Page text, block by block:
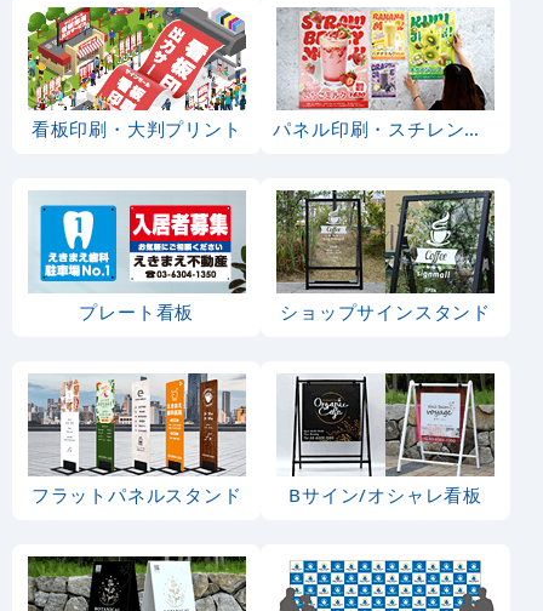
看板印刷・大判プリント パネル印刷・スチレンボード
プレート看板 ショップサインスタンド
フラットパネルスタンド Bサイン/オシャレ看板